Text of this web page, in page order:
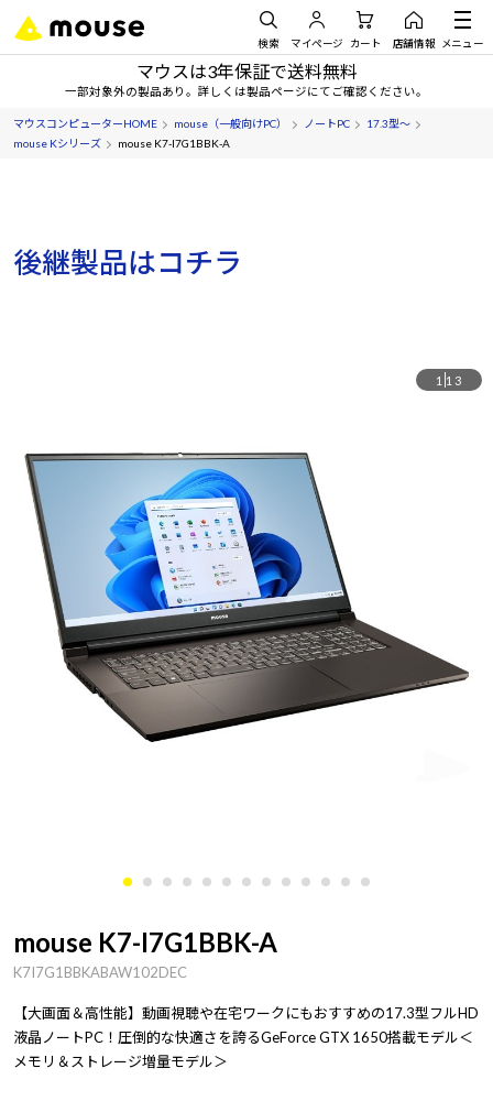
検索 マイページ カート 店舗情報 メニュー
マウスは3年保証で送料無料
一部対象外の製品あり。詳しくは製品ページにてご確認ください。
マウスコンピューターHOME mouse（一般向けPC） ノートPC
17.3型～
mouse Kシリーズ
mouse K7-I7G1BBK-A
後継製品はコチラ
1 13
mouse K7-I7G1BBK-A
K7I7G1BBKABAW102DEC
【大画面＆高性能】動画視聴や在宅ワークにもおすすめの17.3型フルHD
液晶ノートPC！圧倒的な快適さを誇るGeForce GTX 1650搭載モデル＜
メモリ＆ストレージ増量モデル＞